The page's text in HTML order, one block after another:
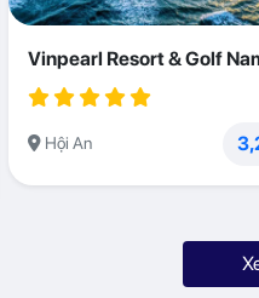
Vinpearl Resort & Golf
Hội An